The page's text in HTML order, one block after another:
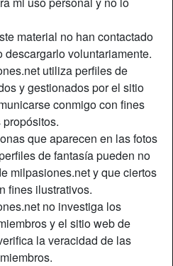
material no han contactado
voluntariamente.
utiliza perfiles de
y gestionados por el sitio
conmigo con fines
que aparecen en las fotos
de fantasía pueden no
milpasiones.net y que ciertos
fines ilustrativos.
no investiga los
y el sitio web de
la veracidad de las
Camila
33
España
Cuenca
Mujer
Hetero